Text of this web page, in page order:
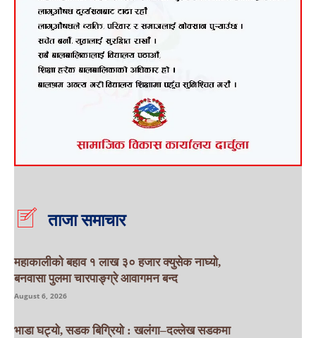
ताजा समाचार
महाकालीको बहाव १ लाख ३० हजार क्युसेक नाघ्यो,
बनवासा पुलमा चारपाङ्ग्रे आवागमन बन्द
August 6, 2026
भाडा घट्यो, सडक बिग्रियो : खलंगा–दल्लेख सडकमा